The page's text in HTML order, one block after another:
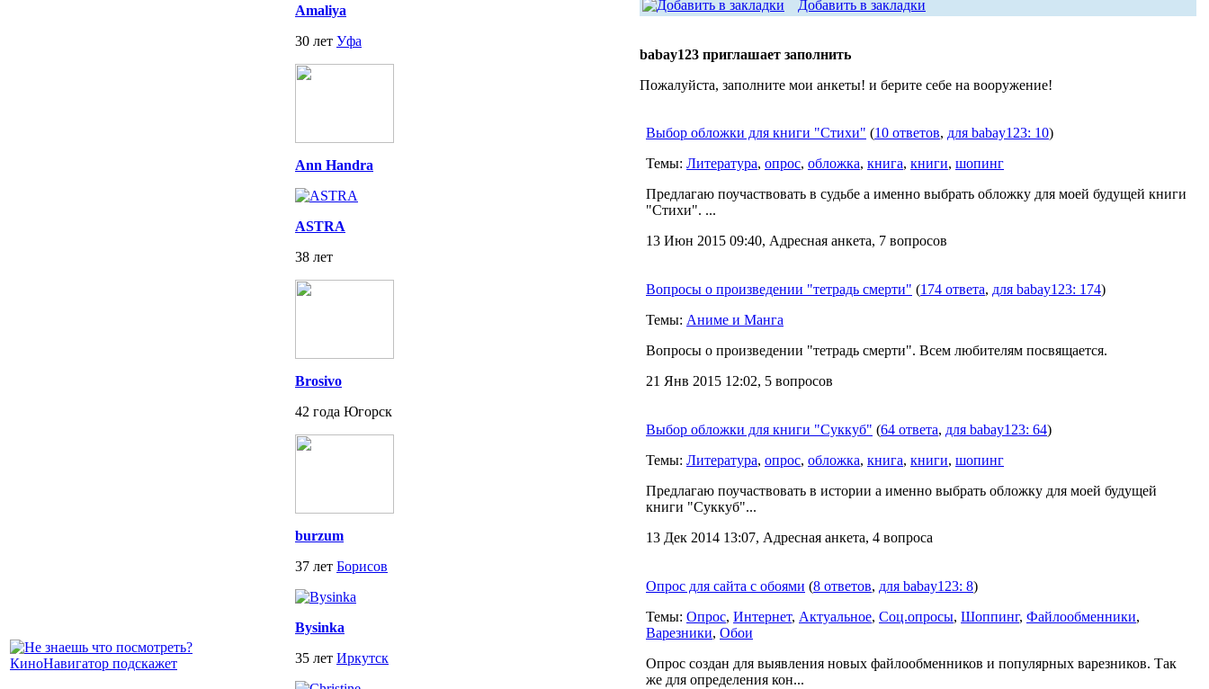
Amaliya
30 лет Уфа
Ann Handra
ASTRA
38 лет
Brosivo
42 года Югорск
burzum
37 лет Борисов
Bysinka
35 лет Иркутск
Добавить в закладки
babay123 приглашает заполнить
Пожалуйста, заполните мои анкеты! и берите себе на вооружение!
Выбор обложки для книги "Стихи" (10 ответов, для babay123: 10)
Темы: Литература, опрос, обложка, книга, книги, шопинг
Предлагаю поучаствовать в судьбе а именно выбрать обложку для моей будущей книги
"Стихи". ...
13 Июн 2015 09:40, Адресная анкета, 7 вопросов
Вопросы о произведении "тетрадь смерти" (174 ответа, для babay123: 174)
Темы: Аниме и Манга
Вопросы о произведении "тетрадь смерти". Всем любителям посвящается.
21 Янв 2015 12:02, 5 вопросов
Выбор обложки для книги "Суккуб" (64 ответа, для babay123: 64)
Темы: Литература, опрос, обложка, книга, книги, шопинг
Предлагаю поучаствовать в истории а именно выбрать обложку для моей будущей
книги "Суккуб"...
13 Дек 2014 13:07, Адресная анкета, 4 вопроса
Опрос для сайта с обоями (8 ответов, для babay123: 8)
Темы: Опрос, Интернет, Актуальное, Соц.опросы, Шоппинг, Файлообменники,
Варезники, Обои
Опрос создан для выявления новых файлообменников и популярных варезников. Так
же для определения кон...